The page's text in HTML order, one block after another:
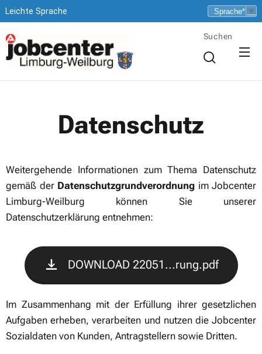
Leichte Sprache ▼
Suchen
Datenschutz
Weitergehende Informationen zum Thema Datenschutz
gemäß der Datenschutzgrundverordnung im Jobcenter
Limburg-Weilburg können Sie unserer
Datenschutzerklärung entnehmen:
DOWNLOAD 22051...rung.pdf
Im Zusammenhang mit der Erfüllung ihrer gesetzlichen
Aufgaben erheben, verarbeiten und nutzen die Jobcenter
Sozialdaten von Kunden, Antragstellern sowie Dritten.